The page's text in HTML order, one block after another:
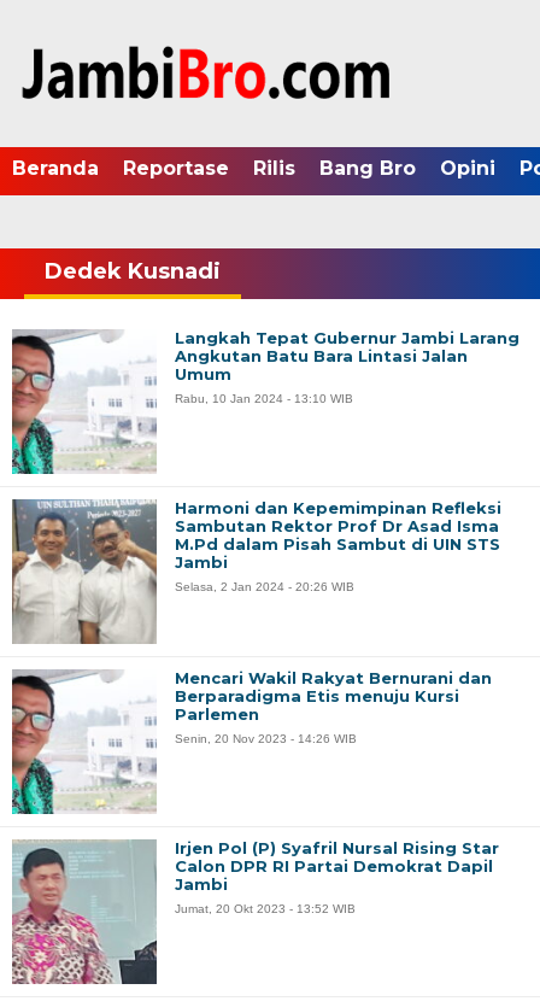
Beranda Reportase Rilis Bang Bro Opini
Dedek Kusnadi
Langkah Tepat Gubernur Jambi Larang
Angkutan Batu Bara Lintasi Jalan
Umum
Rabu, 10 Jan 2024 - 13:10 WIB
Harmoni dan Kepemimpinan Refleksi
Sambutan Rektor Prof Dr Asad Isma
M.Pd dalam Pisah Sambut di UIN STS
Jambi
Selasa, 2 Jan 2024 - 20:26 WIB
Mencari Wakil Rakyat Bernurani dan
Berparadigma Etis menuju Kursi
Parlemen
Senin, 20 Nov 2023 - 14:26 WIB
Irjen Pol (P) Syafril Nursal Rising Star
Calon DPR RI Partai Demokrat Dapil
Jambi
Jumat, 20 Okt 2023 - 13:52 WIB